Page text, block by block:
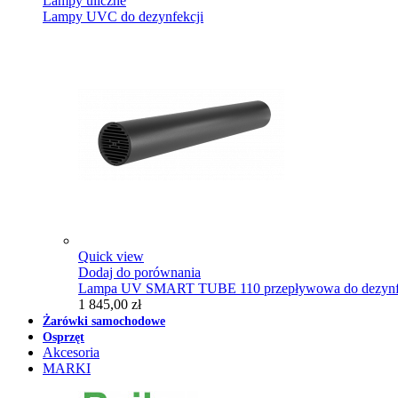
Lampy UVC do dezynfekcji
Quick view
Dodaj do porównania
Lampa UV SMART TUBE 110 przepływowa do
1 845,00 zł
Żarówki samochodowe
Osprzęt
Akcesoria
MARKI